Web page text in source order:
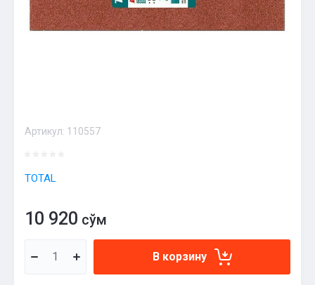
Артикул: 110557
TOTAL
10 920 сўм
В корзину